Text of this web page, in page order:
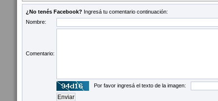
¿No tenés Facebook? Ingresá tu comentario continuación:
Nombre:
Comentario:
Por favor ingresá el texto de la imagen: